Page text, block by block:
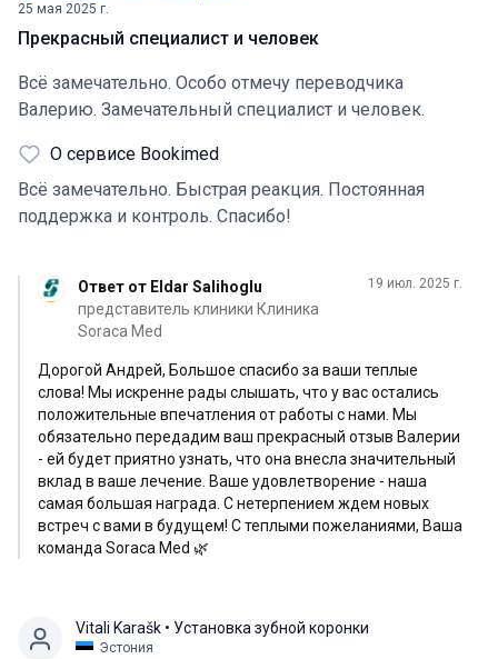
25 мая 2025 г.
Прекрасный специалист и человек
Всё замечательно. Особо отмечу переводчика
Валерию. Замечательный специалист и человек.
О сервисе Bookimed
Всё замечательно. Быстрая реакция. Постоянная
поддержка и контроль. Спасибо!
Ответ от Eldar Salihoglu
представитель клиники Клиника
Soraca Med
19 июл. 2025 г.
Дорогой Андрей, Большое спасибо за ваши теплые
слова! Мы искренне рады слышать, что у вас остались
положительные впечатления от работы с нами. Мы
обязательно передадим ваш прекрасный отзыв Валерии
- ей будет приятно узнать, что она внесла значительный
вклад в ваше лечение. Ваше удовлетворение - наша
самая большая награда. С нетерпением ждем новых
встреч с вами в будущем! С теплыми пожеланиями, Ваша
команда Soraca Med 🌿
Vitali Karašk • Установка зубной коронки
Эстония